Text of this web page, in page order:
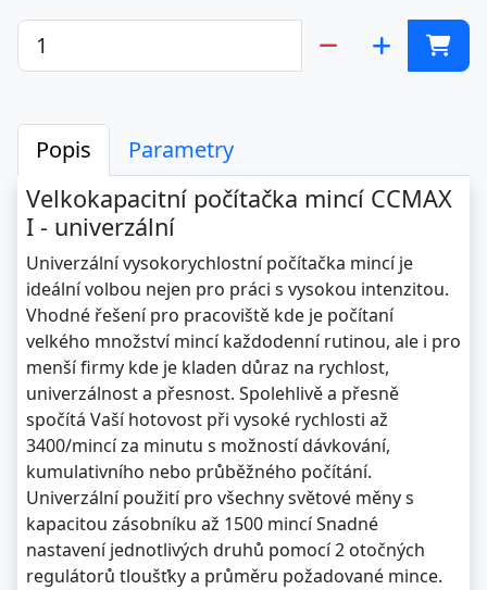
Popis Parametry
Velkokapacitní počítačka mincí CCMAX
I - univerzální
Univerzální vysokorychlostní počítačka mincí je
ideální volbou nejen pro práci s vysokou intenzitou.
Vhodné řešení pro pracoviště kde je počítaní
velkého množství mincí každodenní rutinou, ale i pro
menší firmy kde je kladen důraz na rychlost,
univerzálnost a přesnost. Spolehlivě a přesně
spočítá Vaší hotovost při vysoké rychlosti až
3400/mincí za minutu s možností dávkování,
kumulativního nebo průběžného počítání.
Univerzální použití pro všechny světové měny s
kapacitou zásobníku až 1500 mincí Snadné
nastavení jednotlivých druhů pomocí 2 otočných
regulátorů tloušťky a průměru požadované mince.